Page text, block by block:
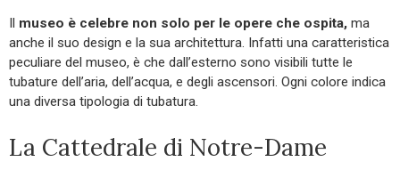
museo è celebre non solo per le opere che ospita, ma
anche il suo design e la sua architettura. Infatti una caratteristica
peculiare del museo, è che dall’esterno sono visibili tutte le
tubature dell’aria, dell’acqua, e degli ascensori. Ogni colore indica
una diversa tipologia di tubatura.
La Cattedrale di Notre-Dame